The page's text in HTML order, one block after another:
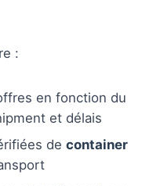
:
en fonction du
et délais
de container